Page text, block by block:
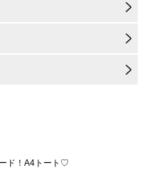
ド！A4トート♡